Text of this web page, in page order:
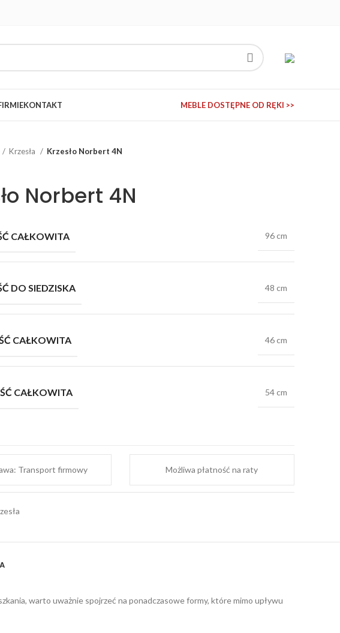
KONTAKT MEBLE DOSTĘPNE OD RĘKI >>
Krzesła Krzesło Norbert 4N
Norbert 4N
CAŁKOWITA 96 cm
DO SIEDZISKA 48 cm
CAŁKOWITA 46 cm
CAŁKOWITA 54 cm
Transport firmowy Możliwa płatność na raty
warto uważnie spojrzeć na ponadczasowe formy, które mimo upływu